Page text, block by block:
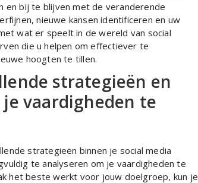
en bij te blijven met de veranderende
nieuwe kansen identificeren en uw
wat er speelt in de wereld van social
die u helpen om effectiever te
hoogten te tillen.
strategieën en
vaardigheden te
strategieën binnen je social media
te analyseren om je vaardigheden te
het beste werkt voor jouw doelgroep, kun je